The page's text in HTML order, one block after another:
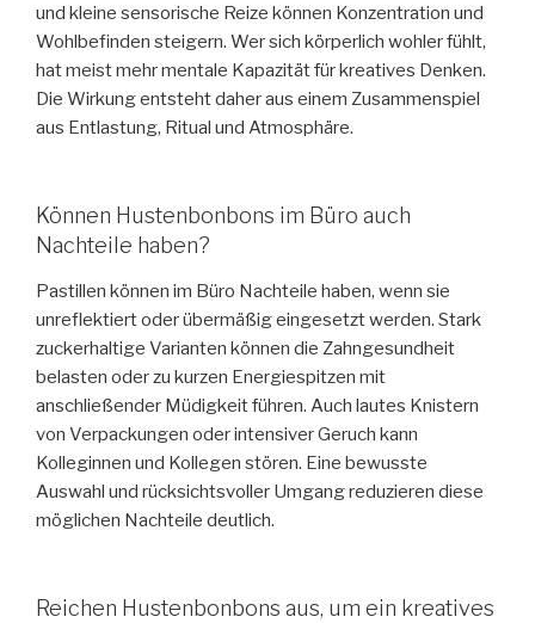
und kleine sensorische Reize können Konzentration und
Wohlbefinden steigern. Wer sich körperlich wohler fühlt,
hat meist mehr mentale Kapazität für kreatives Denken.
Die Wirkung entsteht daher aus einem Zusammenspiel
aus Entlastung, Ritual und Atmosphäre.
Können Hustenbonbons im Büro auch
Nachteile haben?
Pastillen können im Büro Nachteile haben, wenn sie
unreflektiert oder übermäßig eingesetzt werden. Stark
zuckerhaltige Varianten können die Zahngesundheit
belasten oder zu kurzen Energiespitzen mit
anschließender Müdigkeit führen. Auch lautes Knistern
von Verpackungen oder intensiver Geruch kann
Kolleginnen und Kollegen stören. Eine bewusste
Auswahl und rücksichtsvoller Umgang reduzieren diese
möglichen Nachteile deutlich.
Reichen Hustenbonbons aus, um ein kreatives